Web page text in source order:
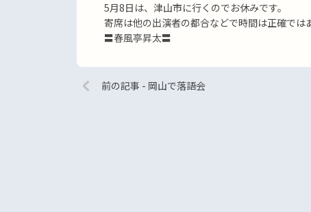
5月8日は、津山市に行くのでお休みです。
寄席は他の出演者の都合などで時間は正確で
〓春風亭昇太〓
前の記事 - 岡山で落語会